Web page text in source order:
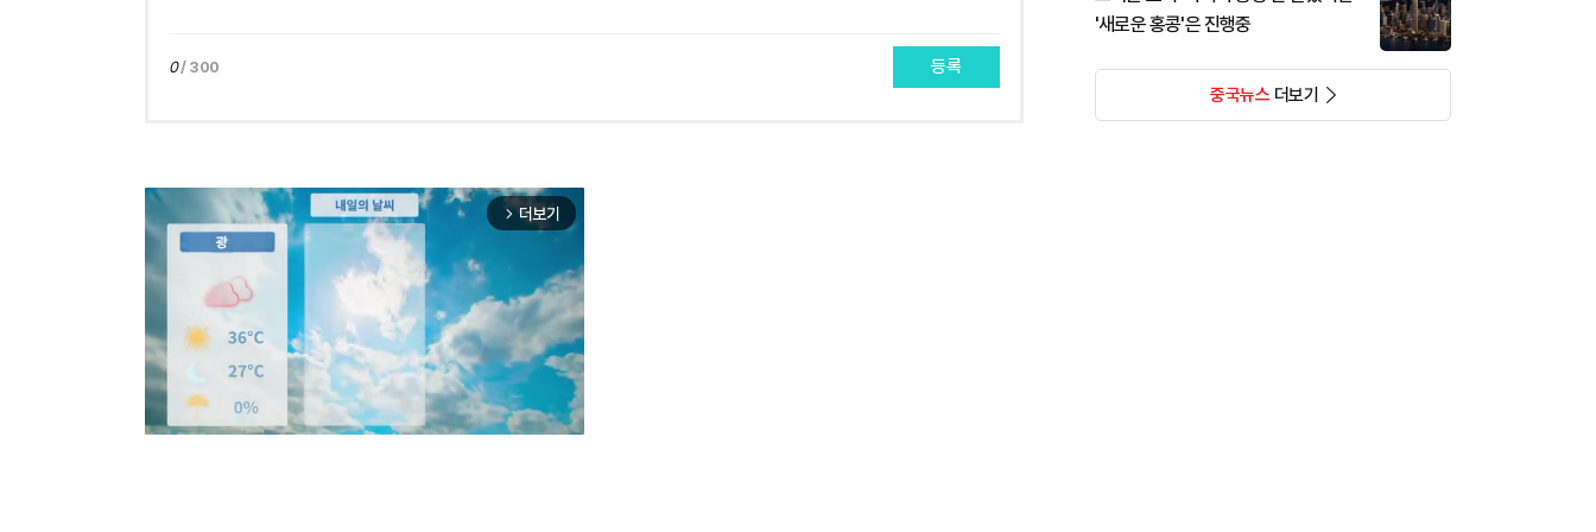
0/ 300 등록
arrow_forward_ios 더보기
'새로운 홍콩'은 진행중
중국뉴스더보기